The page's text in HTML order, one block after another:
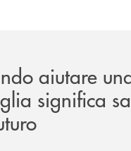
aiutare
significa